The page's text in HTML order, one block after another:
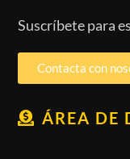
Suscríbete para
Contacta con
ÁREA DE